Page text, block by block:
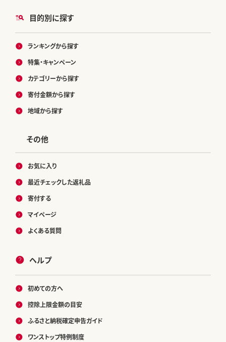
目的別に探す
ランキングから探す
特集・キャンペーン
カテゴリーから探す
寄付金額から探す
地域から探す
その他
お気に入り
最近チェックした返礼品
寄付する
マイページ
よくある質問
ヘルプ
初めての方へ
控除上限金額の目安
ふるさと納税確定申告ガイド
ワンストップ特例制度